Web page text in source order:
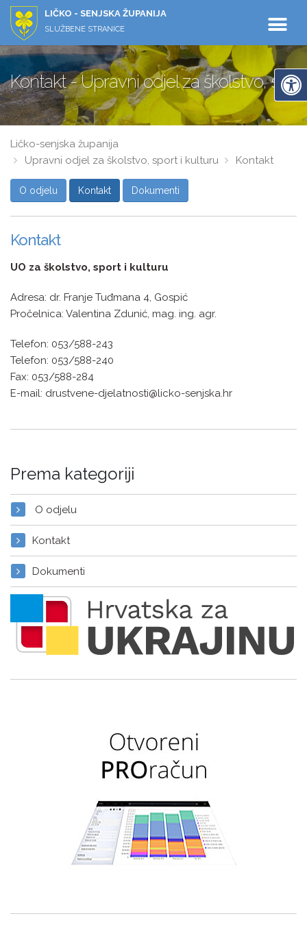
LIČKO - SENJSKA ŽUPANIJA
SLUŽBENE STRANICE
Kontakt - Upravni odjel za školstvo,
Ličko-senjska županija
Upravni odjel za školstvo, sport i kulturu
Kontakt
O odjelu Kontakt Dokumenti
Kontakt
UO za školstvo, sport i kulturu
Adresa: dr. Franje Tuđmana 4, Gospić
Pročelnica: Valentina Zdunić, mag. ing. agr.
Telefon: 053/588-243
Telefon: 053/588-240
Fax: 053/588-284
E-mail: drustvene-djelatnosti@licko-senjska.hr
Prema kategoriji
O odjelu
Kontakt
Dokumenti